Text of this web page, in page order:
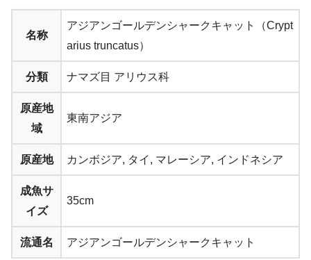
名称
アジアンゴールデンシャークキャット（Crypt
arius truncatus）
分類 ナマズ目 アリウス科
原産地
域
東南アジア
原産地 カンボジア, タイ, マレーシア, インドネシア
成魚サ
イズ
35cm
流通名 アジアンゴールデンシャークキャット